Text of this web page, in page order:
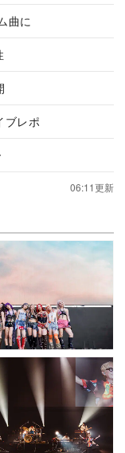
曲に
ブレポ
06:11更新